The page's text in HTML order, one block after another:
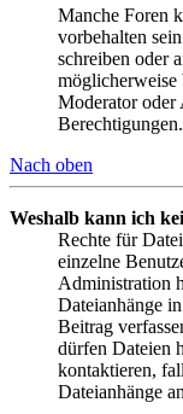
Manche Foren
vorbehalten
schreiben oder
möglicherweise
Moderator oder
Berechtigungen.
Nach oben
Weshalb kann ich
Rechte für
einzelne
Administration
Dateianhänge
Beitrag
dürfen Dateien
kontaktieren,
Dateianhänge